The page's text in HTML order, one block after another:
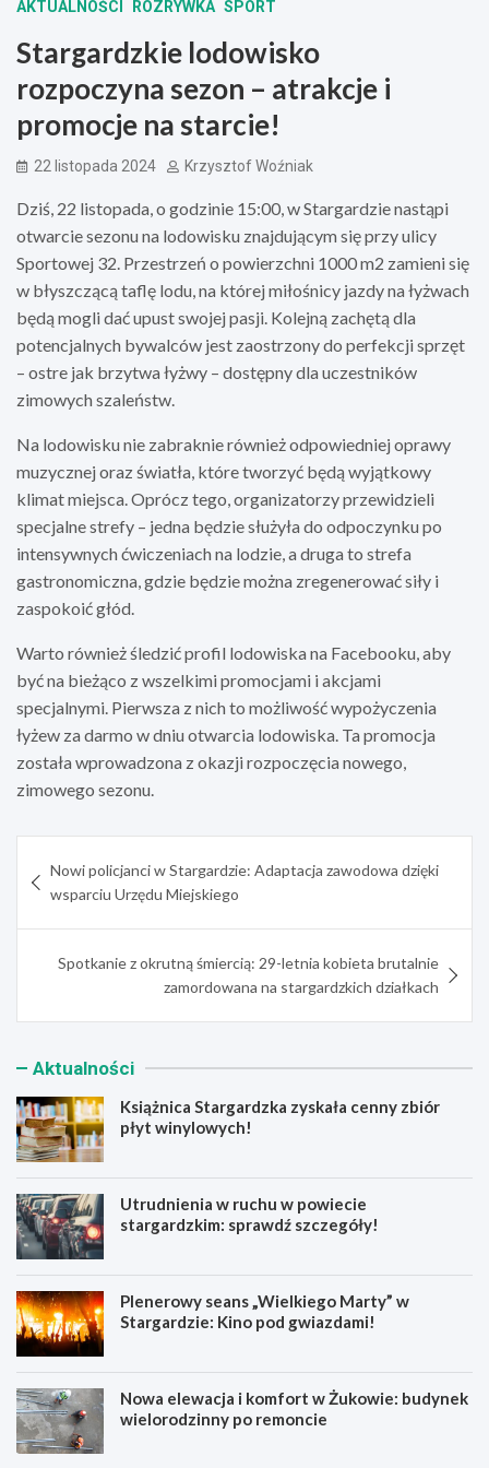
AKTUALNOŚCI ROZRYWKA SPORT
Stargardzkie lodowisko
rozpoczyna sezon – atrakcje i
promocje na starcie!
22 listopada 2024 Krzysztof Woźniak
Dziś, 22 listopada, o godzinie 15:00, w Stargardzie nastąpi
otwarcie sezonu na lodowisku znajdującym się przy ulicy
Sportowej 32. Przestrzeń o powierzchni 1000 m2 zamieni się
w błyszczącą taflę lodu, na której miłośnicy jazdy na łyżwach
będą mogli dać upust swojej pasji. Kolejną zachętą dla
potencjalnych bywalców jest zaostrzony do perfekcji sprzęt
– ostre jak brzytwa łyżwy – dostępny dla uczestników
zimowych szaleństw.
Na lodowisku nie zabraknie również odpowiedniej oprawy
muzycznej oraz światła, które tworzyć będą wyjątkowy
klimat miejsca. Oprócz tego, organizatorzy przewidzieli
specjalne strefy – jedna będzie służyła do odpoczynku po
intensywnych ćwiczeniach na lodzie, a druga to strefa
gastronomiczna, gdzie będzie można zregenerować siły i
zaspokoić głód.
Warto również śledzić profil lodowiska na Facebooku, aby
być na bieżąco z wszelkimi promocjami i akcjami
specjalnymi. Pierwsza z nich to możliwość wypożyczenia
łyżew za darmo w dniu otwarcia lodowiska. Ta promocja
została wprowadzona z okazji rozpoczęcia nowego,
zimowego sezonu.
wpisu
Nowi policjanci w Stargardzie: Adaptacja zawodowa dzięki
wsparciu Urzędu Miejskiego
Spotkanie z okrutną śmiercią: 29-letnia kobieta brutalnie
zamordowana na stargardzkich działkach
Aktualności
Książnica Stargardzka zyskała cenny zbiór
płyt winylowych!
Utrudnienia w ruchu w powiecie
stargardzkim: sprawdź szczegóły!
Plenerowy seans „Wielkiego Marty” w
Stargardzie: Kino pod gwiazdami!
Nowa elewacja i komfort w Żukowie: budynek
wielorodzinny po remoncie
K
U